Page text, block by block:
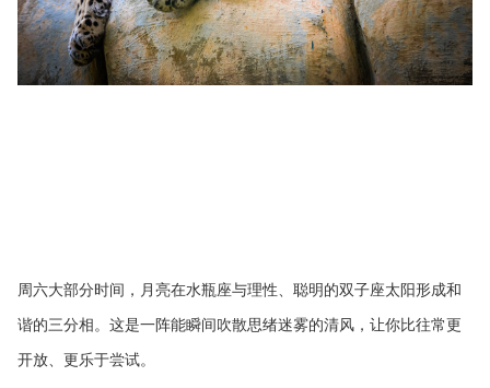
周六大部分时间，月亮在水瓶座与理性、聪明的双子座太阳形成和
谐的三分相。这是一阵能瞬间吹散思绪迷雾的清风，让你比往常更
开放、更乐于尝试。